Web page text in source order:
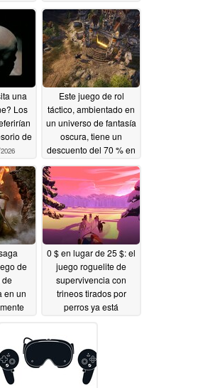
2026
una
Los
de
Este juego de rol
táctico, ambientado en
un universo de fantasía
oscura, tiene un
descuento del 70 % en
06/15/2026
de
de
en un
2026
0 $ en lugar de 25 $: el
juego roguelite de
supervivencia con
trineos tirados por
perros ya está
06/13/2026